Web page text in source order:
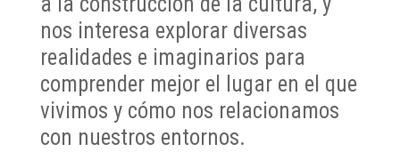
nos interesa explorar diversas
realidades e imaginarios para
comprender mejor el lugar en el que
vivimos y cómo nos relacionamos
con nuestros entornos.